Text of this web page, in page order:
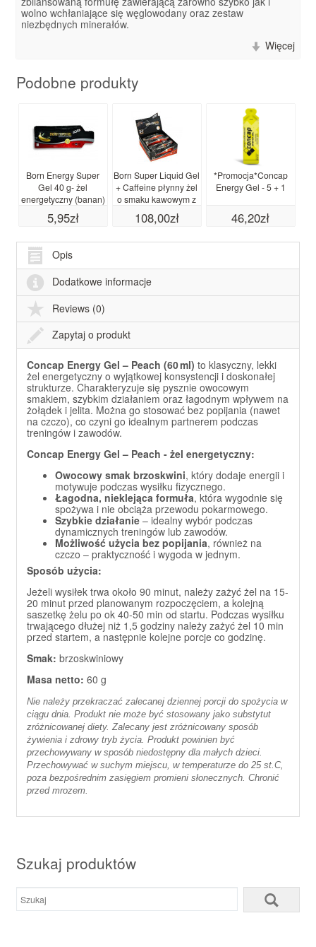
wolno wchłaniające się węglowodany oraz zestaw
niezbędnych minerałów.
Więcej
Podobne produkty
Born Energy Super
Gel 40 g- żel
energetyczny (banan)
data waż. 11.26
5,95zł
Born Super Liquid Gel
+ Caffeine płynny żel
o smaku kawowym z
kofeiną- 12 x 55 ml
108,00zł
*Promocja*Concap
Energy Gel - 5 + 1
46,20zł
Opis
Dodatkowe informacje
Reviews (0)
Zapytaj o produkt
Concap Energy Gel – Peach (60 ml) to klasyczny, lekki
żel energetyczny o wyjątkowej konsystencji i doskonałej
strukturze. Charakteryzuje się pysznie owocowym
smakiem, szybkim działaniem oraz łagodnym wpływem na
żołądek i jelita. Można go stosować bez popijania (nawet
na czczo), co czyni go idealnym partnerem podczas
treningów i zawodów.
Concap Energy Gel – Peach - żel energetyczny:
Owocowy smak brzoskwini, który dodaje energii i
motywuje podczas wysiłku fizycznego.
Łagodna, nieklejąca formuła, która wygodnie się
spożywa i nie obciąża przewodu pokarmowego.
Szybkie działanie– idealny wybór podczas
dynamicznych treningów lub zawodów.
Możliwość użycia bez popijania, również na
czczo – praktyczność i wygoda w jednym.
Sposób użycia:
Jeżeli wysiłek trwa około 90 minut, należy zażyć żel na 15-
20 minut przed planowanym rozpoczęciem, a kolejną
saszetkę żelu po ok 40-50 min od startu. Podczas wysiłku
trwającego dłużej niż 1,5 godziny należy zażyć żel 10 min
przed startem, a następnie kolejne porcje co godzinę.
Smak: brzoskwiniowy
Masa netto: 60 g
Nie należy przekraczać zalecanej dziennej porcji do spożycia w
ciągu dnia. Produkt nie może być stosowany jako substytut
zróżnicowanej diety. Zalecany jest zróżnicowany sposób
żywienia i zdrowy tryb życia. Produkt powinien być
przechowywany w sposób niedostępny dla małych dzieci.
Przechowywać w suchym miejscu, w temperaturze do 25 st.C,
poza bezpośrednim zasięgiem promieni słonecznych. Chronić
przed mrozem.
Szukaj produktów